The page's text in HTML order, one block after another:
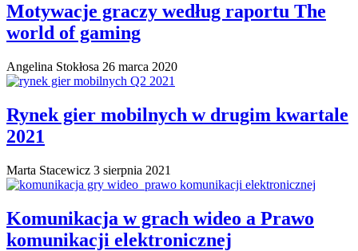
Motywacje graczy według raportu The
world of gaming
Angelina Stokłosa 26 marca 2020
Rynek gier mobilnych w drugim kwartale
2021
Marta Stacewicz 3 sierpnia 2021
Komunikacja w grach wideo a Prawo
komunikacji elektronicznej